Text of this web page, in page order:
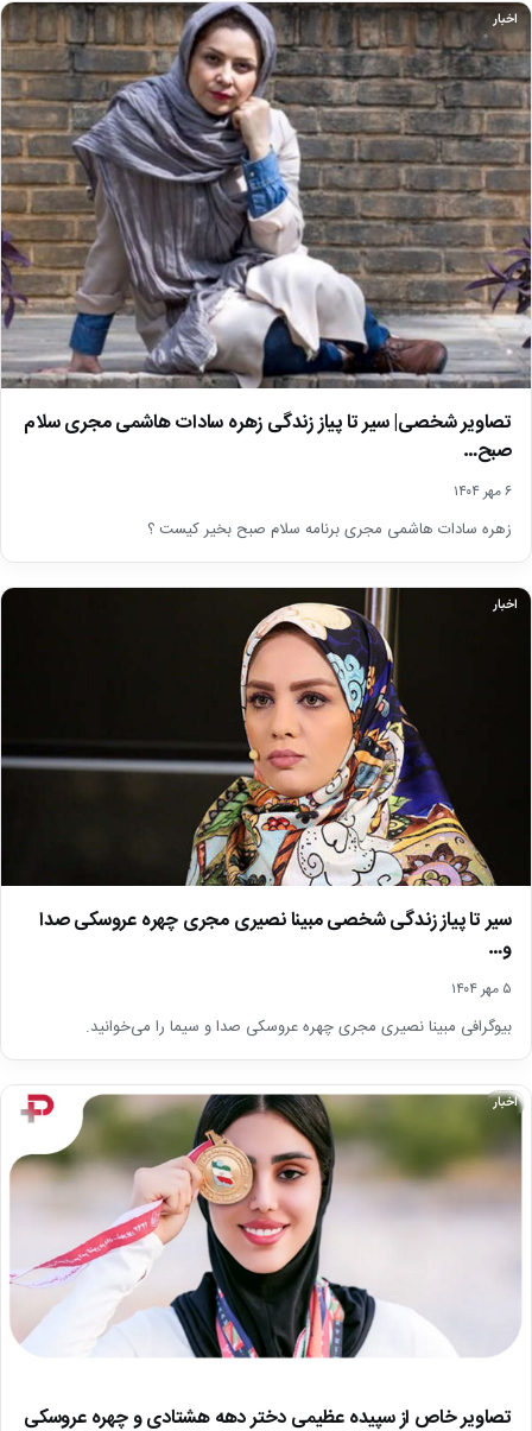
اخبار
تصاویر شخصی| سیر تا پیاز زندگی زهره سادات هاشمی مجری سلام
صبح…
۶ مهر ۱۴۰۴
زهره سادات هاشمی مجری برنامه سلام صبح بخیر کیست ؟
اخبار
سیر تا پیاز زندگی شخصی مبینا نصیری مجری چهره عروسکی صدا
و…
۵ مهر ۱۴۰۴
بیوگرافی مبینا نصیری مجری چهره عروسکی صدا و سیما را می‌خوانید.
اخبار
تصاویر خاص از سپیده عظیمی دختر دهه هشتادی و چهره عروسکی